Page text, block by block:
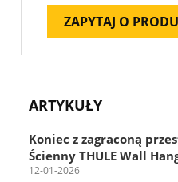
ZAPYTAJ O
ARTYKUŁY
Koniec z zagraconą
Ścienny THULE Wall
12-01-2026